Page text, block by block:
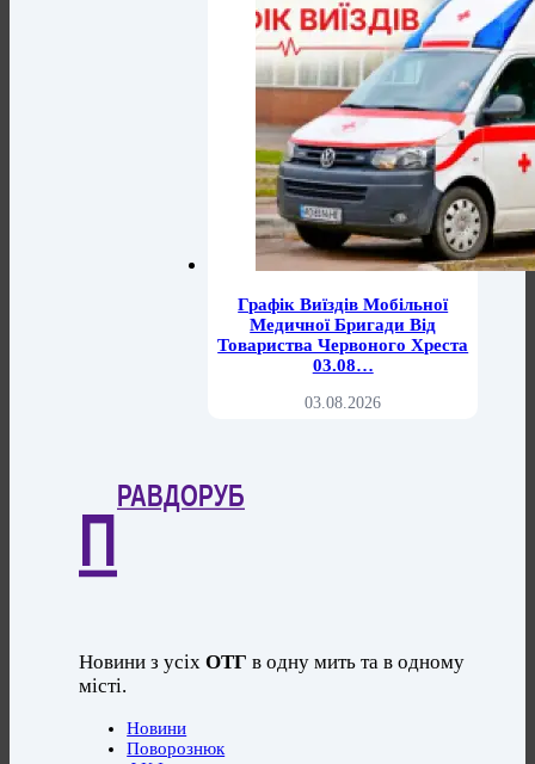
Графік Виїздів Мобільної
Медичної Бригади Від
Товариства Червоного Хреста
03.08…
03.08.2026
П
РАВДОРУБ
Новини з усіхОТГ в одну мить та в одному
місті.
Новини
Поворознюк